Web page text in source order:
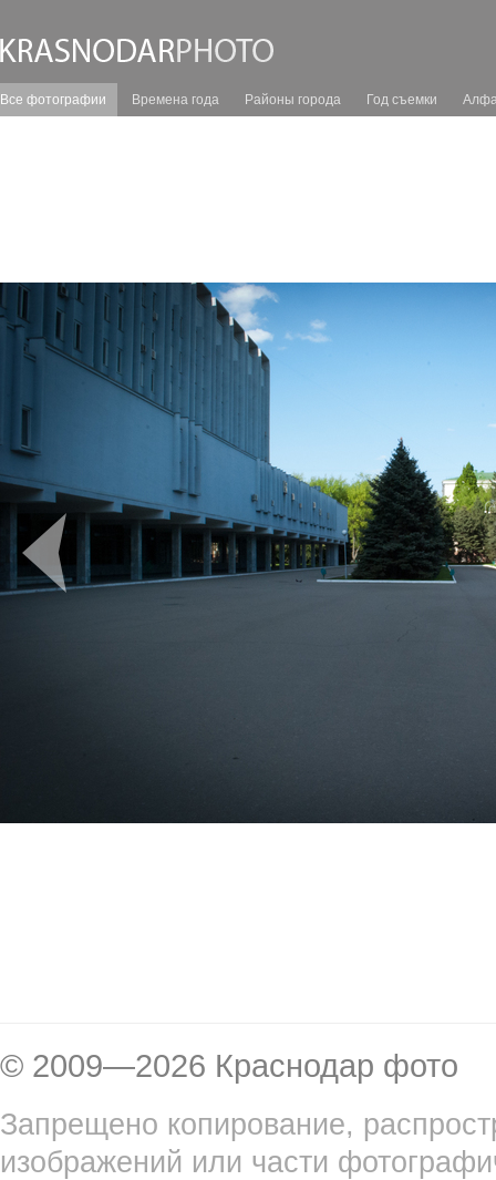
Все фотографии Времена года Районы города Год съемки
© 2009—2026 Краснодар фото
Запрещено копирование,
изображений или части